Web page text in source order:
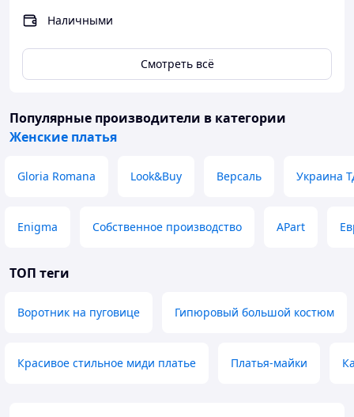
Наличными
Смотреть всё
Популярные производители в категории
Женские платья
Gloria Romana Look&Buy Версаль Украина
Enigma Собственное производство APart
ТОП теги
Воротник на пуговице Гипюровый большой костюм
Красивое стильное миди платье Платья-майки